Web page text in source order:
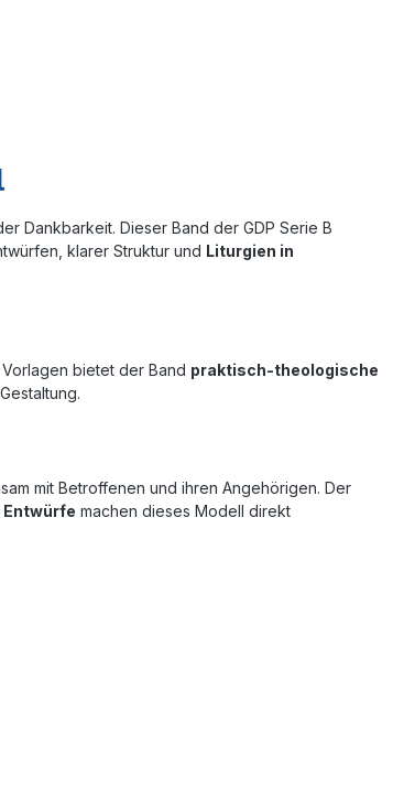
Dankbarkeit. Dieser Band der GDP Serie B
klarer Struktur und Liturgien in
bietet der Band praktisch-theologische
mit Betroffenen und ihren Angehörigen. Der
Entwürfe machen dieses Modell direkt